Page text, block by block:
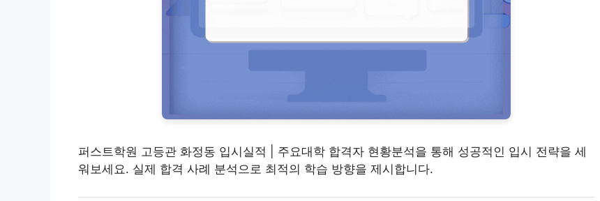
퍼스트학원 고등관 화정동 입시실적 | 주요대학 합격자 현황분석을 통해 성공적인 입시 전략을 세
워보세요. 실제 합격 사례 분석으로 최적의 학습 방향을 제시합니다.